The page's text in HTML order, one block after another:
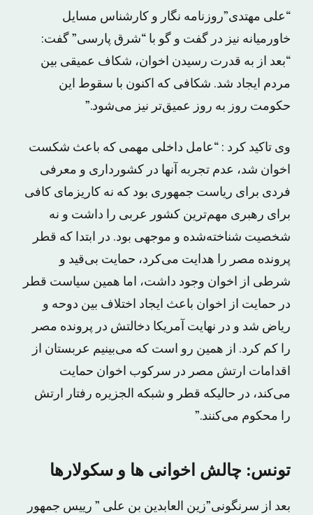
“على مهتدى”روزنامه نگار و کارشناس مسایل
خاورمیانه نیز در گفت و گو با “شرق پارسى” گفت:
“بعد از به قدرت رسیدن اخوان، شکاف عمیقی بین
مردم ایجاد شد. شکافی که اکنون با سقوط این
حکومت روز به روز عمیق‌تر نیز می‌شود.”
وى تاکید کرد : “عامل داخلی مهمی که باعث شکست
اخوان شد، عدم تجربه آنها در کشورداری و معرفی
فردی برای ریاست جمهوری بود که نه کاریزمای کافی
برای رهبری مهم‌ترین کشور عربی را داشت و نه
شخصیت شناخته‌شده و موجهی بود. در ابتدا که قطر
پرونده مصر را هدایت می‌کرد، حمایت بی‌قید و
شرطی از اخوان وجود داشت، اما همین سیاست قطر
در حمایت از اخوان باعث ایجاد اختلاف بین دوحه و
ریاض شد و در نهایت آمریکا دخالتش در پرونده مصر
را کم کرد. از همین رو است که می‌بینیم عربستان از
اقدامات ارتش مصر در سرکوب اخوان حمایت
می‌کند، در حالیکه قطر و شبکه الجزیره رفتار ارتش
را محکوم می‌کنند.”
تونس: چالش اخوانی ها و سکولارها
بعد از سرنگونی”زین العابدین بن على ” رییس جمهور